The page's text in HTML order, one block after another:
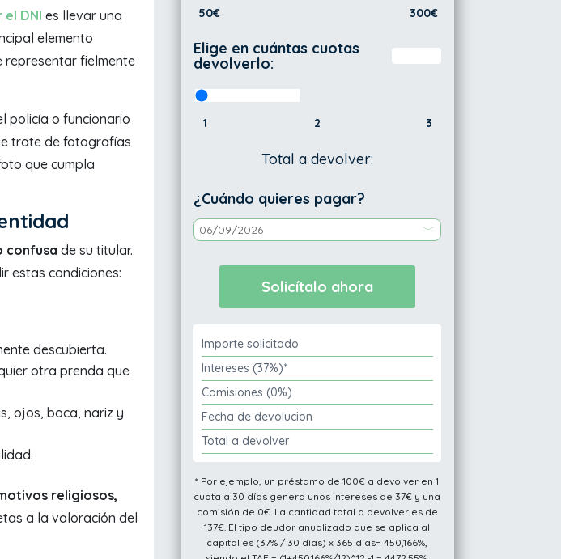
DNI es llevar una
elemento
representar fielmente
policía o funcionario
trate de fotografías
que cumpla
confusa de su titular.
estas condiciones:
descubierta.
otra prenda que
ojos, boca, nariz y
religiosos,
a la valoración del
50€ 300€
Elige en cuántas cuotas
devolverlo:
1 2 3
Total a devolver:
¿Cuándo quieres pagar?
Importe solicitado
Intereses (37%)*
Comisiones (0%)
Fecha de devolucion
Total a devolver
* Por ejemplo, un préstamo de 100€ a devolver en 1
cuota a 30 días genera unos intereses de 37€ y una
comisión de 0€. La cantidad total a devolver es de
137€. El tipo deudor anualizado que se aplica al
capital es (37% / 30 días) x 365 días= 450,166%,